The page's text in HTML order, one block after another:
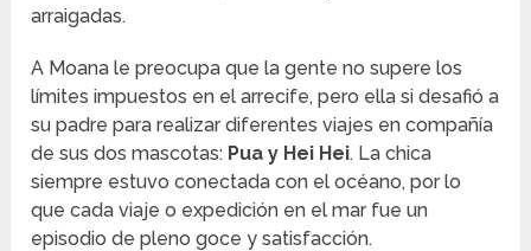
arraigadas.
A Moana le preocupa que la gente no supere los
límites impuestos en el arrecife, pero ella si desafió a
su padre para realizar diferentes viajes en compañía
de sus dos mascotas: Pua y Hei Hei. La chica
siempre estuvo conectada con el océano, por lo
que cada viaje o expedición en el mar fue un
episodio de pleno goce y satisfacción.